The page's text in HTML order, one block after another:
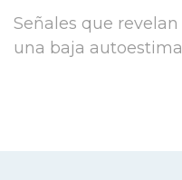
Señales que revelan
una baja autoestima